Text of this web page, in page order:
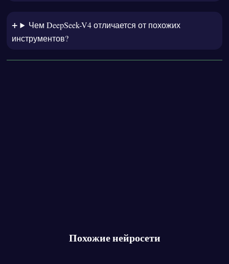
Чем DeepSeek-V4 отличается от похожих
инструментов?
Похожие нейросети